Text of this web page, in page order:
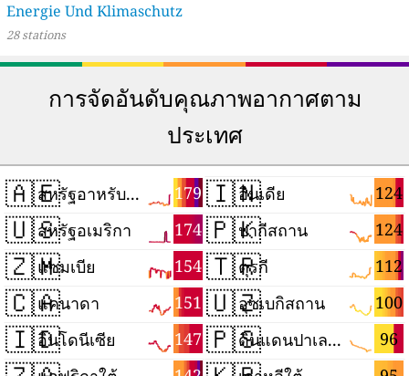
Energie Und Klimaschutz
28 stations
การจัดอันดับคุณภาพอากาศตาม
ประเทศ
🇦🇪 179
สหรัฐอาหรับเอมิเรตส์
🇺🇸 174
สหรัฐอเมริกา
🇿🇲 154
แซมเบีย
🇨🇦 151
แคนาดา
🇮🇩 147
อินโดนีเซีย
🇮🇳 124
อินเดีย
🇵🇰 124
ปากีสถาน
🇹🇷 112
ตุรกี
🇺🇿 100
อุซเบกิสถาน
🇵🇸 96
ดินแดนปาเลสไตน์